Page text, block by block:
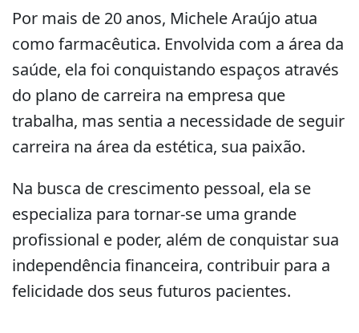
Por mais de 20 anos, Michele Araújo atua
como farmacêutica. Envolvida com a área da
saúde, ela foi conquistando espaços através
do plano de carreira na empresa que
trabalha, mas sentia a necessidade de seguir
carreira na área da estética, sua paixão.
Na busca de crescimento pessoal, ela se
especializa para tornar-se uma grande
profissional e poder, além de conquistar sua
independência financeira, contribuir para a
felicidade dos seus futuros pacientes.